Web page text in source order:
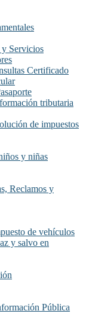
Servicios
Certificado
tributaria
de impuestos
y niñas
Reclamos y
de vehículos
y salvo en
Pública